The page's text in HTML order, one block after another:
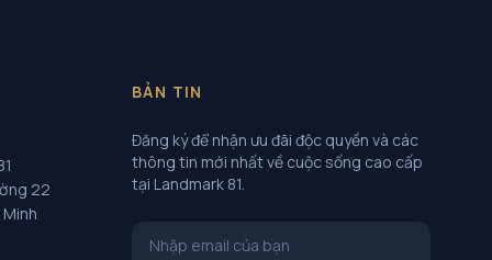
22
Minh
BẢN TIN
Đăng ký để nhận ưu đãi độc quyền và các
thông tin mới nhất về cuộc sống cao cấp
tại Landmark 81.